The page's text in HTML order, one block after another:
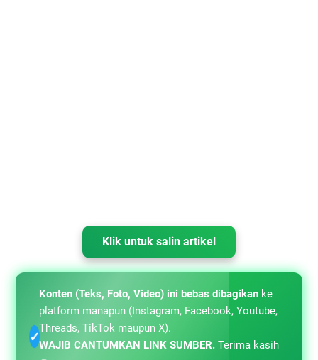
Klik untuk salin artikel
✓
Konten (Teks, Foto, Video) ini bebas dibagikan ke
platform manapun (Instagram, Facebook, Youtube,
Threads, TikTok maupun X).
WAJIB CANTUMKAN LINK SUMBER. Terima kasih